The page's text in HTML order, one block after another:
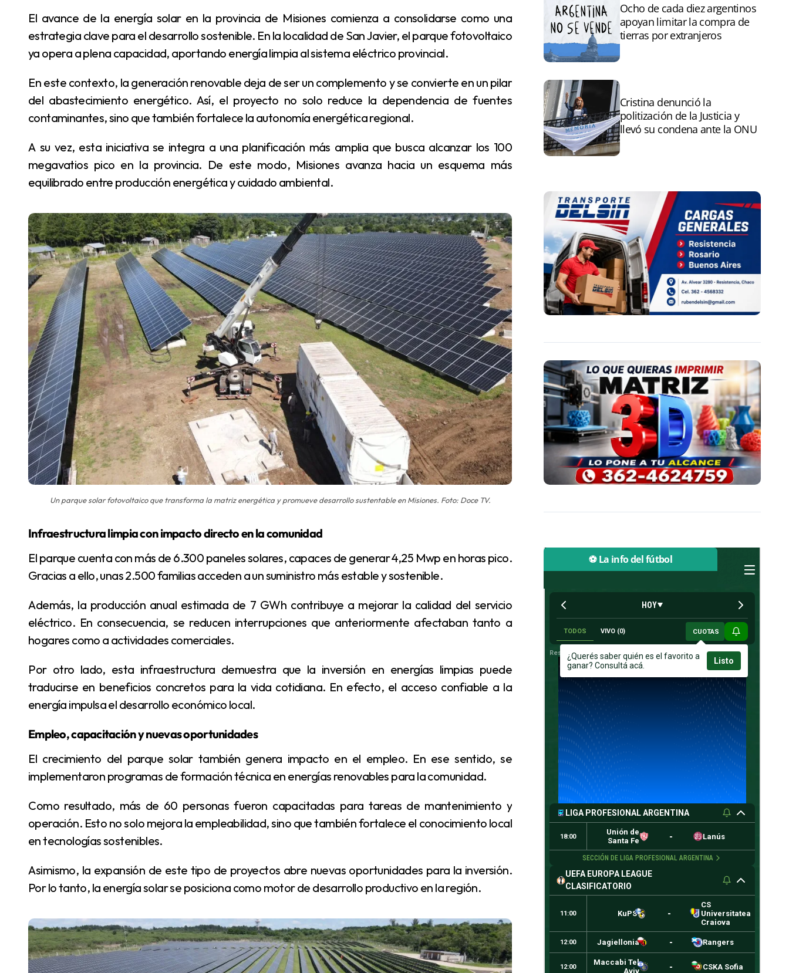
El avance de la energía solar en la provincia de Misiones comienza a consolidarse como una
estrategia clave para el desarrollo sostenible. En la localidad de San Javier, el parque fotovoltaico
ya opera a plena capacidad, aportando energía limpia al sistema eléctrico provincial.
En este contexto, la generación renovable deja de ser un complemento y se convierte en un pilar
del abastecimiento energético. Así, el proyecto no solo reduce la dependencia de fuentes
contaminantes, sino que también fortalece la autonomía energética regional.
A su vez, esta iniciativa se integra a una planificación más amplia que busca alcanzar los 100
megavatios pico en la provincia. De este modo, Misiones avanza hacia un esquema más
equilibrado entre producción energética y cuidado ambiental.
Un parque solar fotovoltaico que transforma la matriz energética y promueve desarrollo sustentable en Misiones. Foto: Doce TV.
Infraestructura limpia con impacto directo en la comunidad
El parque cuenta con más de 6.300 paneles solares, capaces de generar 4,25 Mwp en horas pico.
Gracias a ello, unas 2.500 familias acceden a un suministro más estable y sostenible.
Además, la producción anual estimada de 7 GWh contribuye a mejorar la calidad del servicio
eléctrico. En consecuencia, se reducen interrupciones que anteriormente afectaban tanto a
hogares como a actividades comerciales.
Por otro lado, esta infraestructura demuestra que la inversión en energías limpias puede
traducirse en beneficios concretos para la vida cotidiana. En efecto, el acceso confiable a la
energía impulsa el desarrollo económico local.
Empleo, capacitación y nuevas oportunidades
El crecimiento del parque solar también genera impacto en el empleo. En ese sentido, se
implementaron programas de formación técnica en energías renovables para la comunidad.
Como resultado, más de 60 personas fueron capacitadas para tareas de mantenimiento y
operación. Esto no solo mejora la empleabilidad, sino que también fortalece el conocimiento local
en tecnologías sostenibles.
Asimismo, la expansión de este tipo de proyectos abre nuevas oportunidades para la inversión.
Por lo tanto, la energía solar se posiciona como motor de desarrollo productivo en la región.
Ocho de cada diez argentinos
apoyan limitar la compra de
tierras por extranjeros
Cristina denunció la
politización de la Justicia y
llevó su condena ante la ONU
⚽ La info del fútbol